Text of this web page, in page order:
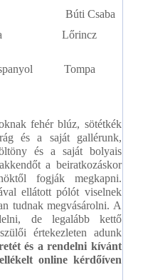
Búti Csaba
kultúra Lőrincz
spanyol Tompa
fehér blúz, sötétkék
és a saját gallérunk,
és a saját bolyais
a beiratkozáskor
fogják megkapni.
ellátott pólót viselnek
tudnak megvásárolni. A
de legalább kettő
értekezleten adunk
és a rendelni kívánt
online kérdőíven